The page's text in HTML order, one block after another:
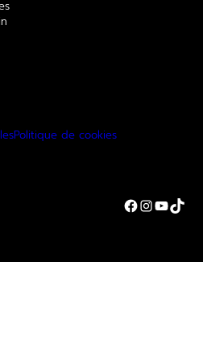
Politique de cookies
Facebook